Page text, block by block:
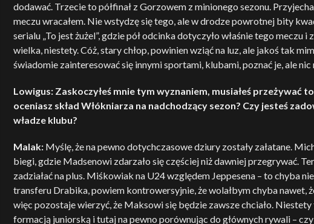
dodawać. Trzecie to półfinał z Gorzowem z minionego sezonu.
meczu wracałem. Nie wstydzę się tego, ale w drodze powrotnej bity
serialu „To jest żużel”, gdzie pół odcinka dotyczyło właśnie tego meczu
wielka, niestety. Cóż, stary chłop, powinien wziąć na luz, ale jakoś tak
świadomie zainteresować się innymi sportami, klubami, poznać je, ale
Lowigus: Zaskoczyłeś mnie tym wyznaniem, musiałeś przeżywać
oceniasz skład Włókniarza na nadchodzący sezon? Czy jesteś
władze klubu?
Malak: Myślę, że na pewno dotychczasowe dziury zostały załatane.
biegi, gdzie Madsenowi zdarzało się częściej niż dawniej przegrywać.
zadziałać na plus. Miśkowiak na U24 względem Jeppesena – to chyba
transferu Drabika, powiem kontrowersyjnie, że wolałbym chyba nawet,
więc pozostaje wierzyć, że Maksowi się będzie zawsze chciało.
formacją juniorską i tutaj na pewno porównując do głównych rywali –